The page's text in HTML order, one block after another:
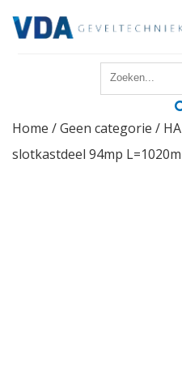
Reparatie
Home /Geen categorie /
slotkastdeel 94mp